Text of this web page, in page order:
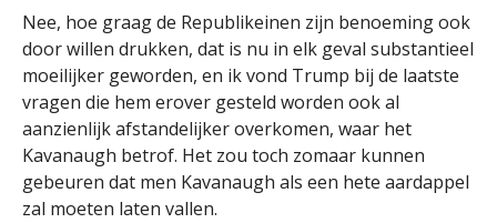
Nee, hoe graag de Republikeinen zijn benoeming ook
door willen drukken, dat is nu in elk geval substantieel
moeilijker geworden, en ik vond Trump bij de laatste
vragen die hem erover gesteld worden ook al
aanzienlijk afstandelijker overkomen, waar het
Kavanaugh betrof. Het zou toch zomaar kunnen
gebeuren dat men Kavanaugh als een hete aardappel
zal moeten laten vallen.